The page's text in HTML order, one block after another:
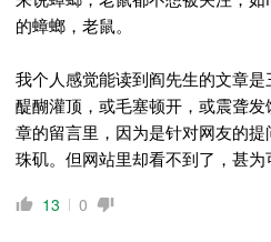
的蟑螂，老鼠。
我个人感觉能读到阎先生的文章
醍醐灌顶，或毛塞顿开，或震聋
章的留言里，因为是针对网友的提
珠矶。但网站里却看不到了，甚为
13 0